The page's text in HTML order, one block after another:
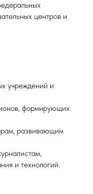
центров и
учреждений и
формирующих
развивающим
и технологий.